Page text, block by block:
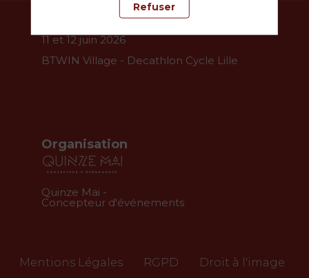
11 et 12 juin 2026
BTWIN Village - Decathlon Cycle Lille
Organisation
Quinze Mai -
Concepteur d'événements
Mentions Légales RGPD Droit à l'image
Refuser